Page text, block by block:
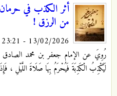
أثر الكذب في
من الرزق !
13/02/2026 - 23:21
رُوِيَ عن الإمام جعفر بن محمد الصادق
لَيَكْذِبُ‏ الْكَذِبَةَ فَيُحْرَمُ بِهَا صَلَاةَ اللَّيْلِ ،